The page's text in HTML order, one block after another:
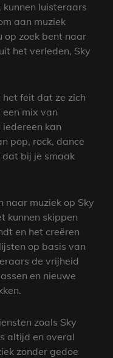
luisteraars
aan muziek
op zoek bent naar
het verleden, Sky
feit dat ze zich
mix van
kan
pop, rock, dance
dat bij je smaak
naar muziek op Sky
kunnen skippen
en het creëren
op basis van
de vrijheid
en nieuwe
zoals Sky
altijd en overal
zonder gedoe